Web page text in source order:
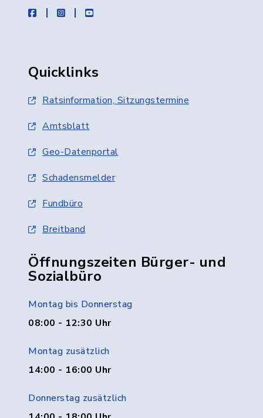
facebookinstagramyoutube
Quicklinks
Ratsinformation, Sitzungstermine
Amtsblatt
Geo-Datenportal
Schadensmelder
Fundbüro
Breitband
Öffnungszeiten Bürger- und
Sozialbüro
Montag bis Donnerstag
08:00 - 12:30 Uhr
Montag zusätzlich
14:00 - 16:00 Uhr
Donnerstag zusätzlich